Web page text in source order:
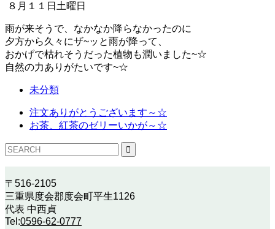
８月１１日土曜日
雨が来そうで、なかなか降らなかったのに
夕方から久々にザ~ッと雨が降って、
おかげで枯れそうだった植物も潤いました~☆
自然の力ありがたいです~☆
未分類
注文ありがとうございます～☆
お茶、紅茶のゼリーいかが～☆
〒516-2105
三重県度会郡度会町平生1126
代表 中西貞
Tel:0596-62-0777